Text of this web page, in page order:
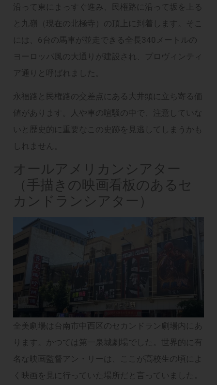
沿って東にまっすぐ進み、民権路に沿って坂を上る
と九嶺（現在の北極寺）の頂上に到着します。そこ
には、6台の馬車が並走できる全長340メートルの
ヨーロッパ風の大通りが建設され、プロヴィンティ
ア通りと呼ばれました。
永福路と民権路の交差点にある大井頭に立ち寄る価
値があります。人や車の喧騒の中で、注意していな
いと歴史的に重要なこの史跡を見逃してしまうかも
しれません。
オールアメリカンシアター
（手描きの映画看板のあるセ
カンドランシアター）
全美劇場は台南市中西区のセカンドラン劇場内にあ
ります。かつては第一泉城劇場でした。世界的に有
名な映画監督アン・リーは、ここが高校生の頃によ
く映画を見に行っていた場所だと言っていました。